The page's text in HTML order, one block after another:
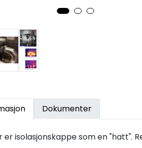
Dokumenter
er isolasjonskappe som en "hatt".